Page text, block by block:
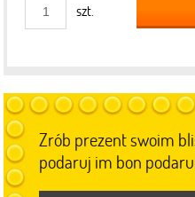
szt.
Zrób prezent swoim
podaruj im bon